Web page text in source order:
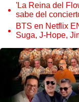
'La Reina del
sabe del
BTS en Netflix
Suga, J-Hope,